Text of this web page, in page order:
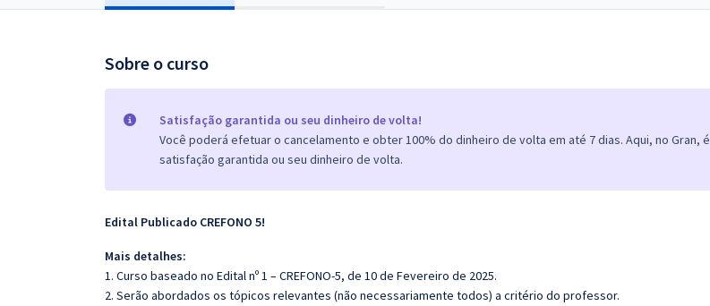
Atendimento
Sobre o curso
Satisfação garantida ou seu dinheiro de volta!
Você poderá efetuar o cancelamento e obter 100% do dinheiro de volta em até 7 dias. Aqui, no Gran, é
satisfação garantida ou seu dinheiro de volta.
Edital Publicado CREFONO 5!
Mais detalhes:
1. Curso baseado no Edital nº 1 – CREFONO-5, de 10 de Fevereiro de 2025.
2. Serão abordados os tópicos relevantes (não necessariamente todos) a critério do professor.